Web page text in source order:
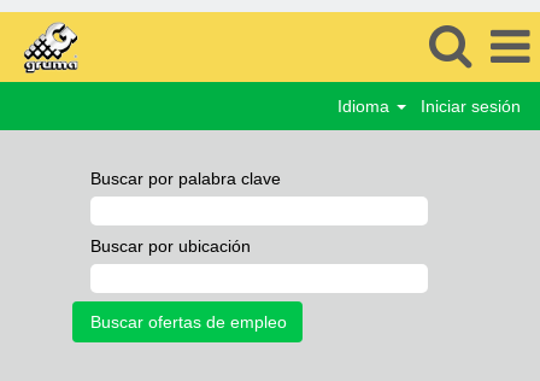
Idioma Iniciar sesión
Buscar por palabra clave
Buscar por ubicación